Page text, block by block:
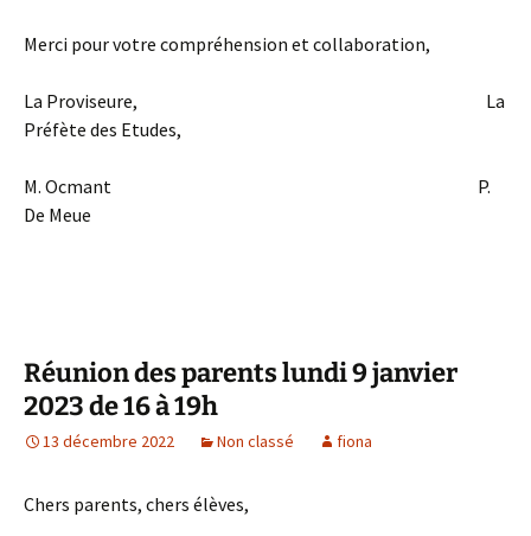
Merci pour votre compréhension et collaboration,
La Proviseure, La
Préfète des Etudes,
M. Ocmant P.
De Meue
Réunion des parents lundi 9 janvier
2023 de 16 à 19h
13 décembre 2022 Non classé fiona
Chers parents, chers élèves,